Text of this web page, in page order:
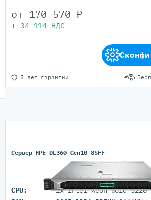
5 лет гарантии
от 170 570 ₽
+ 34 114 НДС
Сервер HPE DL360 Gen10 8SFF
CPU: